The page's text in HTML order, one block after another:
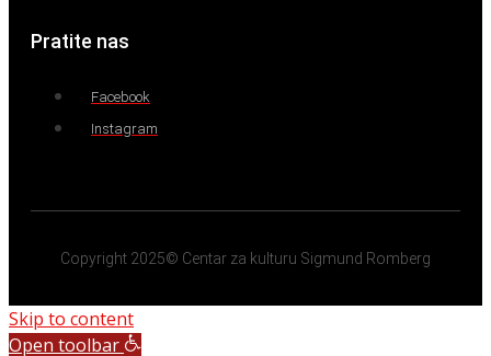
Pratite nas
Facebook
Instagram
Copyright 2025© Centar za kulturu Sigmund Romberg
Skip to content
Open toolbar